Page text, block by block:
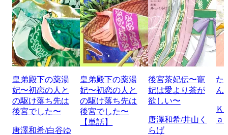
皇弟殿下の薬湯
妃〜初恋の人と
の駆け落ち先は
後宮でした〜
唐澤和希/白谷ゆ
皇弟殿下の薬湯
妃〜初恋の人と
の駆け落ち先は
後宮でした〜
【単話】
後宮茶妃伝〜寵
妃は愛より茶が
欲しい〜
唐澤和希/井山く
らげ
た
ん
Ｋ
ａ